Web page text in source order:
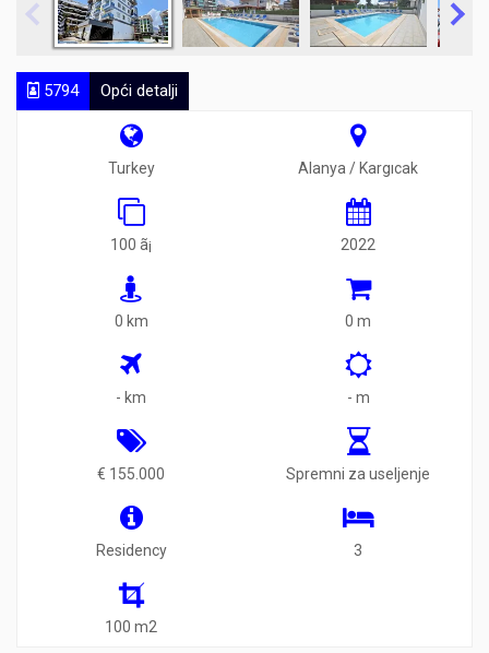
5794 Opći detalji
Turkey Alanya / Kargıcak
100 ã¡ 2022
0 km 0 m
- km - m
€ 155.000 Spremni za useljenje
Residency 3
100 m2